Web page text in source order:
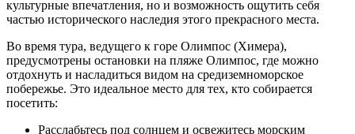
культурные впечатления, но и возможность ощутить себя
частью исторического наследия этого прекрасного места.
Во время тура, ведущего к горе Олимпос (Химера),
предусмотрены остановки на пляже Олимпос, где можно
отдохнуть и насладиться видом на средиземноморское
побережье. Это идеальное место для тех, кто собирается
посетить:
Расслабьтесь под солнцем и освежитесь морским